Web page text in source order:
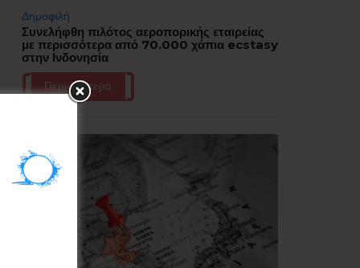
Δημοφιλή
Συνελήφθη πιλότος αεροπορικής εταιρείας
με περισσότερα από 70.000 χάπια ecstasy
στην Ινδονησία
Περισσότερα